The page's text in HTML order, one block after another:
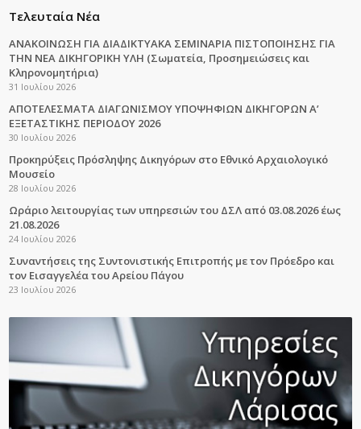
Τελευταία Νέα
ΑΝΑΚΟΙΝΩΣΗ ΓΙΑ ΔΙΑΔΙΚΤΥΑΚΑ ΣΕΜΙΝΑΡΙΑ ΠΙΣΤΟΠΟΙΗΣΗΣ ΓΙΑ
ΤΗΝ ΝΕΑ ΔΙΚΗΓΟΡΙΚΗ ΥΛΗ (Σωματεία, Προσημειώσεις και
Κληρονομητήρια)
31 Ιουλίου 2026
ΑΠΟΤΕΛΕΣΜΑΤΑ ΔΙΑΓΩΝΙΣΜΟΥ ΥΠΟΨΗΦΙΩΝ ΔΙΚΗΓΟΡΩΝ Α’
ΕΞΕΤΑΣΤΙΚΗΣ ΠΕΡΙΟΔΟΥ 2026
30 Ιουλίου 2026
Προκηρύξεις Πρόσληψης Δικηγόρων στο Εθνικό Αρχαιολογικό
Μουσείο
28 Ιουλίου 2026
Ωράριο λειτουργίας των υπηρεσιών του ΔΣΛ από 03.08.2026 έως
21.08.2026
24 Ιουλίου 2026
Συναντήσεις της Συντονιστικής Επιτροπής με τον Πρόεδρο και
τον Εισαγγελέα του Αρείου Πάγου
23 Ιουλίου 2026